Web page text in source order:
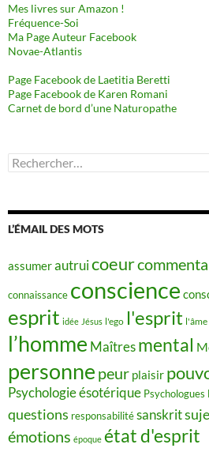
Mes livres sur Amazon !
Fréquence-Soi
Ma Page Auteur Facebook
Novae-Atlantis
Page Facebook de Laetitia Beretti
Page Facebook de Karen Romani
Carnet de bord d’une Naturopathe
Rechercher :
L’ÉMAIL DES MOTS
assumerautruicoeur
connaissance conscience
esprit idée Jésus l'ego l'esprit l'âme
l’homme Maîtres mental
personne peur plaisir
Psychologie ésotérique
questions responsabilitésanskrit
émotions époque état d'esprit